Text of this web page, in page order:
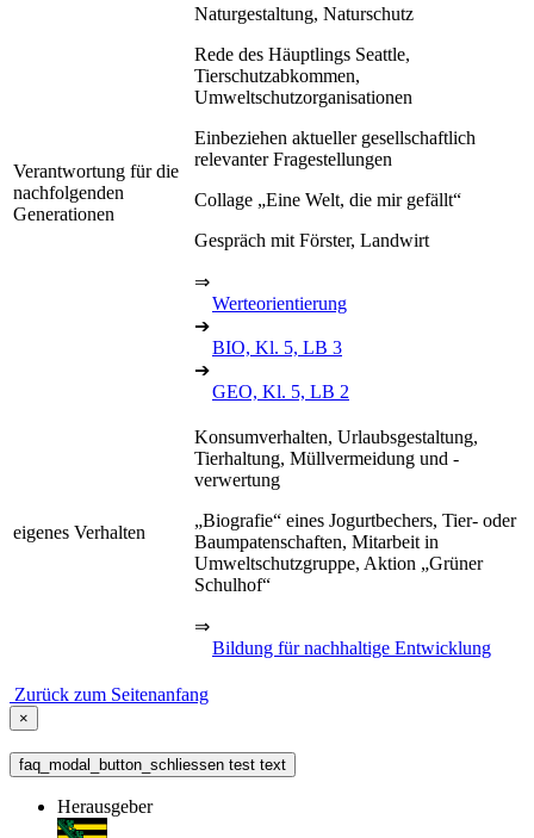
Verantwortung für die
nachfolgenden
Generationen
Naturgestaltung, Naturschutz
Rede des Häuptlings Seattle,
Tierschutzabkommen,
Umweltschutzorganisationen
Einbeziehen aktueller gesellschaftlich
relevanter Fragestellungen
Collage „Eine Welt, die mir gefällt“
Gespräch mit Förster, Landwirt
⇒
Werteorientierung
➔
BIO, Kl. 5, LB 3
➔
GEO, Kl. 5, LB 2
eigenes Verhalten
Konsumverhalten, Urlaubsgestaltung,
Tierhaltung, Müllvermeidung und -
verwertung
„Biografie“ eines Jogurtbechers, Tier- oder
Baumpatenschaften, Mitarbeit in
Umweltschutzgruppe, Aktion „Grüner
Schulhof“
⇒
Bildung für nachhaltige Entwicklung
Zurück zum Seitenanfang
×
faq_modal_button_schliessen test text
Herausgeber